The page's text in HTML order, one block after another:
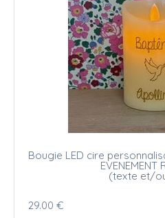
Bougie LED cire
EVENEMENT
(texte et/
29.00 €